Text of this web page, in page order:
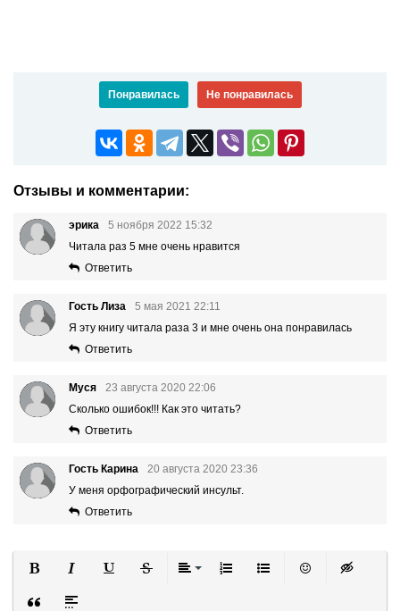
Понравилась Не понравилась
Отзывы и комментарии:
эрика
5 ноября 2022 15:32
Читала раз 5 мне очень нравится
Ответить
Гость Лиза
5 мая 2021 22:11
Я эту книгу читала раза 3 и мне очень она понравилась
Ответить
Муся
23 августа 2020 22:06
Сколько ошибок!!! Как это читать?
Ответить
Гость Карина
20 августа 2020 23:36
У меня орфографический инсульт.
Ответить